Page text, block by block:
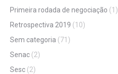
Primeira rodada de negociação (1)
Retrospectiva 2019 (10)
Sem categoria (71)
Senac (2)
Sesc (2)